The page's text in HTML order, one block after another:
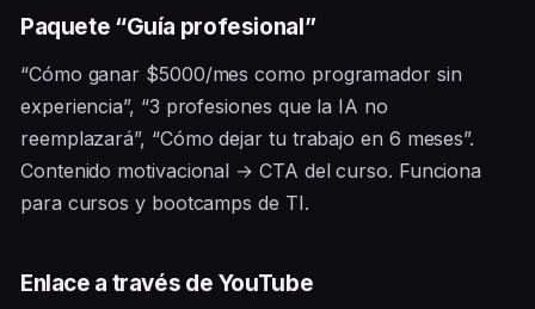
Paquete “Guía profesional”
“Cómo ganar $5000/mes como programador sin
experiencia”, “3 profesiones que la IA no
reemplazará”, “Cómo dejar tu trabajo en 6 meses”.
Contenido motivacional → CTA del curso. Funciona
para cursos y bootcamps de TI.
Enlace a través de YouTube